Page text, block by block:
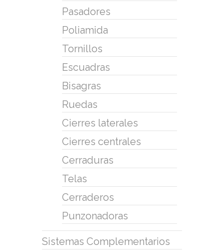
Pasadores
Poliamida
Tornillos
Escuadras
Bisagras
Ruedas
Cierres laterales
Cierres centrales
Cerraduras
Telas
Cerraderos
Punzonadoras
Sistemas Complementarios